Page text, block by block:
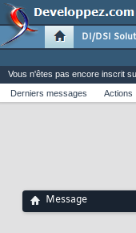
DI/DSI
Vous n'êtes pas encore inscrit
Derniers messages
Actions
Message